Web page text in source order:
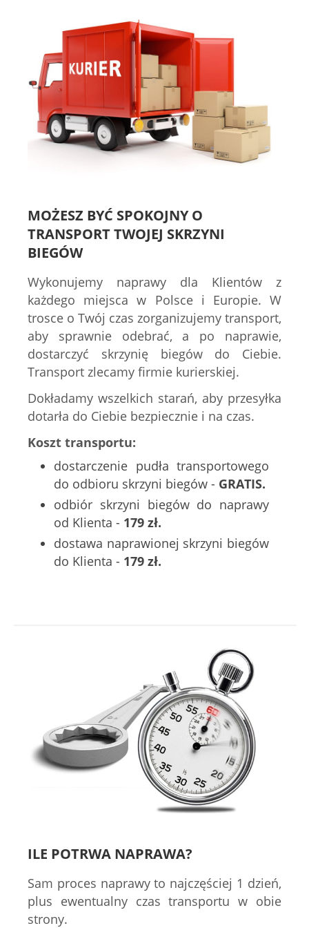
MOŻESZ BYĆ SPOKOJNY O
TRANSPORT TWOJEJ SKRZYNI
BIEGÓW
Wykonujemy naprawy dla Klientów z
każdego miejsca w Polsce i Europie. W
trosce o Twój czas zorganizujemy transport,
aby sprawnie odebrać, a po naprawie,
dostarczyć skrzynię biegów do Ciebie.
Transport zlecamy firmie kurierskiej.
Dokładamy wszelkich starań, aby przesyłka
dotarła do Ciebie bezpiecznie i na czas.
Koszt transportu:
dostarczenie pudła transportowego
do odbioru skrzyni biegów - GRATIS.
odbiór skrzyni biegów do naprawy
od Klienta - 179 zł.
dostawa naprawionej skrzyni biegów
do Klienta - 179 zł.
ILE POTRWA NAPRAWA?
Sam proces naprawy to najczęściej 1 dzień,
plus ewentualny czas transportu w obie
strony.